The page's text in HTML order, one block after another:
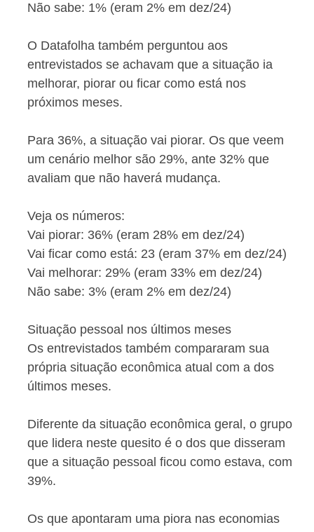
Não sabe: 1% (eram 2% em dez/24)
O Datafolha também perguntou aos
entrevistados se achavam que a situação ia
melhorar, piorar ou ficar como está nos
próximos meses.
Para 36%, a situação vai piorar. Os que veem
um cenário melhor são 29%, ante 32% que
avaliam que não haverá mudança.
Veja os números:
Vai piorar: 36% (eram 28% em dez/24)
Vai ficar como está: 23 (eram 37% em dez/24)
Vai melhorar: 29% (eram 33% em dez/24)
Não sabe: 3% (eram 2% em dez/24)
Situação pessoal nos últimos meses
Os entrevistados também compararam sua
própria situação econômica atual com a dos
últimos meses.
Diferente da situação econômica geral, o grupo
que lidera neste quesito é o dos que disseram
que a situação pessoal ficou como estava, com
39%.
Os que apontaram uma piora nas economias